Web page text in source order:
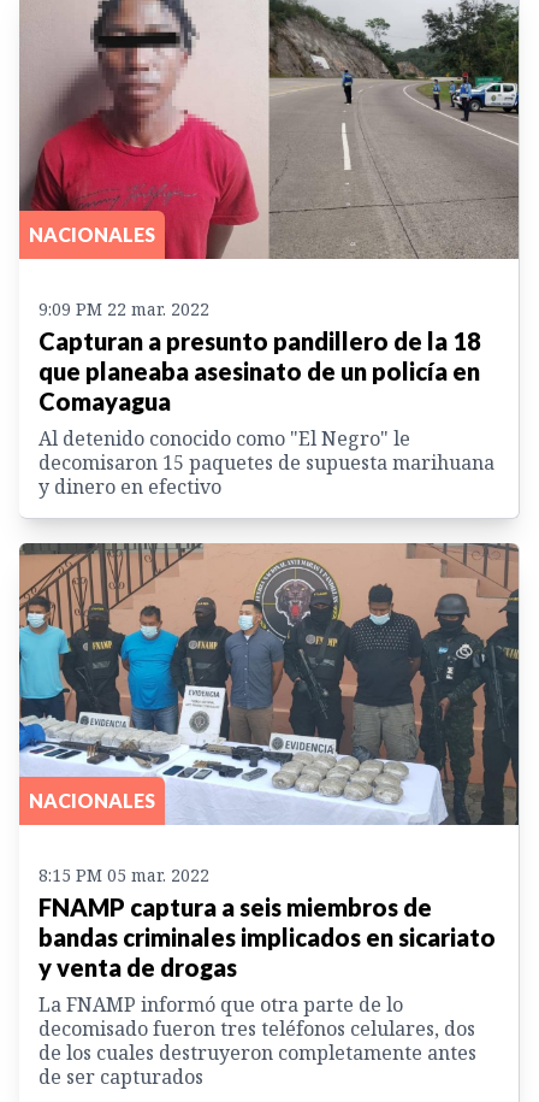
NACIONALES
9:09 PM 22 mar. 2022
Capturan a presunto pandillero de la 18
que planeaba asesinato de un policía en
Comayagua
Al detenido conocido como "El Negro" le
decomisaron 15 paquetes de supuesta marihuana
y dinero en efectivo
NACIONALES
8:15 PM 05 mar. 2022
FNAMP captura a seis miembros de
bandas criminales implicados en sicariato
y venta de drogas
La FNAMP informó que otra parte de lo
decomisado fueron tres teléfonos celulares, dos
de los cuales destruyeron completamente antes
de ser capturados